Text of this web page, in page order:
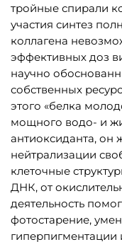
тройные спирали
участия синтез
коллагена
эффективных доз
научно
собственных
этого «белка
мощного водо- и
антиоксиданта, он
нейтрализации
клеточные
ДНК, от
деятельность
фотостарение,